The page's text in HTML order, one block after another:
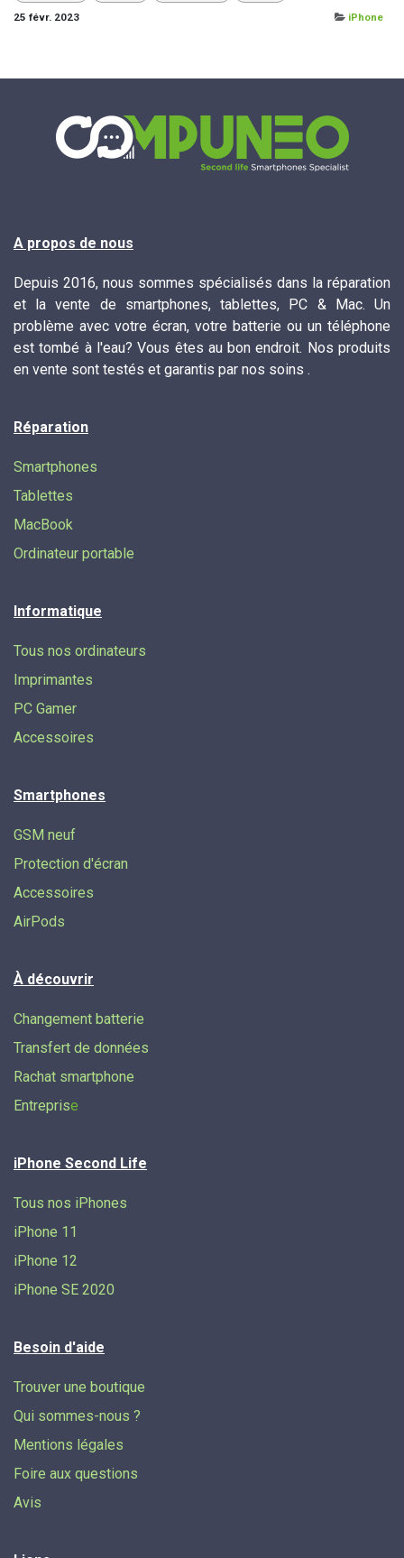
25 févr. 2023
iPhone
A propos de nous
Depuis 2016, nous sommes spécialisés dans la réparation
et la vente de smartphones, tablettes, PC & Mac. Un
problème avec votre écran, votre batterie ou un téléphone
est tombé à l'eau? Vous êtes au bon endroit. Nos produits
en vente sont testés et garantis par nos soins .
Réparation
Smartphones
Tablettes
MacBook
Ordinateur portable
Informatique
Tous nos ordinateurs
Imprimantes
PC Gamer
Accessoires
Smartphones
GSM neuf
Protection d'écran
Accessoires
AirPods
À découvrir
Changement batterie
Transfert de données​
Rachat smartphone
Entreprise
iPhone Second Life
Tous nos iPhones
iPhone 11
iPhone 12
iPhone SE 2020
Besoin d'aide
Trouver une boutique
Qui sommes-nous ?
Mentions légales
Foire aux questions
Avis